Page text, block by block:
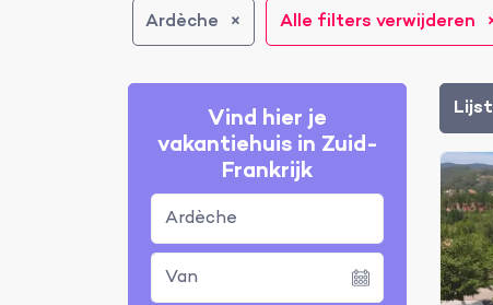
Ardèche Alle filters verwijderen
Vind hier je
vakantiehuis in Zuid-
Frankrijk
Ardèche
Lijst